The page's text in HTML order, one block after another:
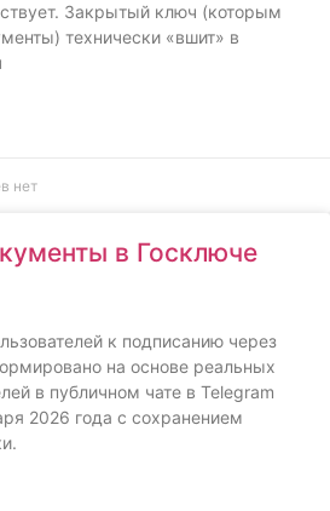
Закрытый ключ (которым
технически «вшит» в
нет
в Госключе
к подписанию через
на основе реальных
в публичном чате в Telegram
2026 года с сохранением